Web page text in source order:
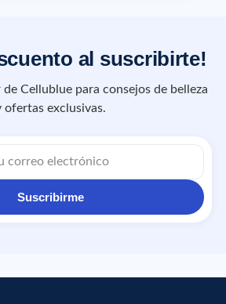
al suscribirte!
Cellublue para consejos de belleza
ofertas exclusivas.
Suscribirme